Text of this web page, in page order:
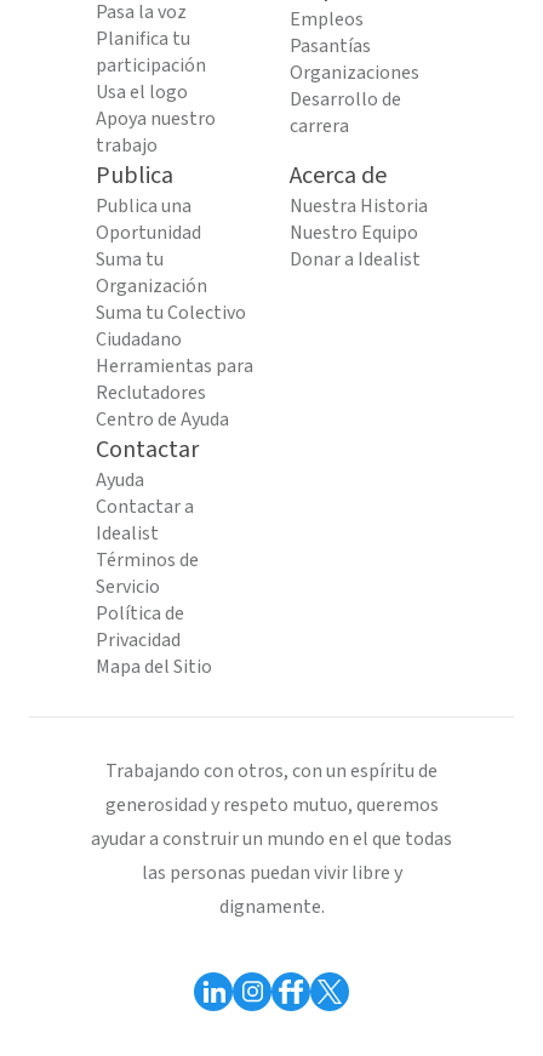
Pasa la voz
Planifica tu
participación
Usa el logo
Apoya nuestro
trabajo
Empleos
Pasantías
Organizaciones
Desarrollo de
carrera
Publica
Publica una
Oportunidad
Suma tu
Organización
Suma tu Colectivo
Ciudadano
Herramientas para
Reclutadores
Centro de Ayuda
Acerca de
Nuestra Historia
Nuestro Equipo
Donar a Idealist
Contactar
Ayuda
Contactar a
Idealist
Términos de
Servicio
Política de
Privacidad
Mapa del Sitio
Trabajando con otros, con un espíritu de
generosidad y respeto mutuo, queremos
ayudar a construir un mundo en el que todas
las personas puedan vivir libre y
dignamente.